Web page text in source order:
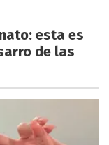
esta es
de las